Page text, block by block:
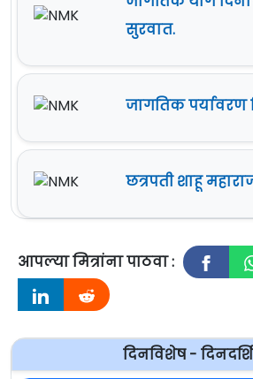
सुरवात.
जागतिक पर्यावरण
छत्रपती शाहू
आपल्या मित्रांना पाठवा :
दिनविशेष -